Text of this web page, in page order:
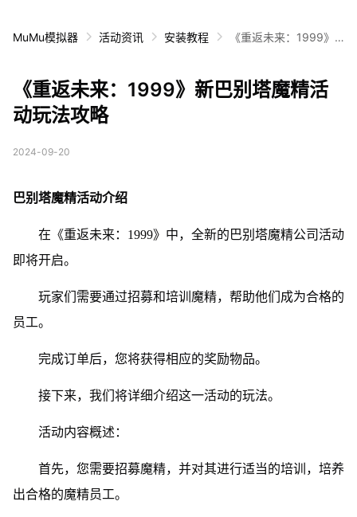
MuMu模拟器 活动资讯 安装教程
《重返未来：1999》
《重返未来：1999》新巴别塔魔精活
动玩法攻略
2024-09-20
巴别塔魔精活动介绍
在《重返未来：1999》中，全新的巴别塔魔精公司活动
即将开启。
玩家们需要通过招募和培训魔精，帮助他们成为合格的
员工。
完成订单后，您将获得相应的奖励物品。
接下来，我们将详细介绍这一活动的玩法。
活动内容概述：
首先，您需要招募魔精，并对其进行适当的培训，培养
出合格的魔精员工。